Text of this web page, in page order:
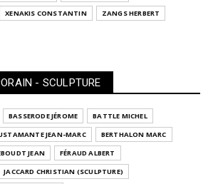
XENAKIS CONSTANTIN
ZANGS HERBERT
- SCULPTURE
BASSERODE JÉROME
BATTLE MICHEL
JEAN-MARC
BERTHALON MARC
JEAN
FÉRAUD ALBERT
JACCARD CHRISTIAN (SCULPTURE)